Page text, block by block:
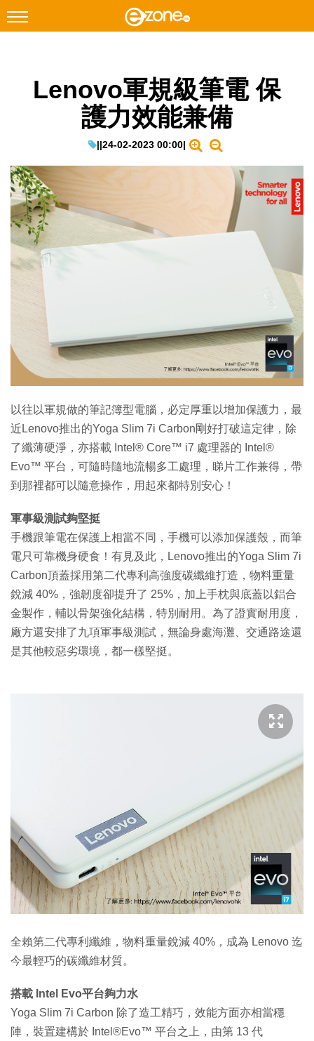
Facebook Instagram
遊戲動漫
教學評測
EduTech
IT Times
生成式AI與雲端應用
Enterprise Digital Transformation
特集
Lenovo軍規級筆電 保
護力效能兼備
||24-02-2023 00:00|
以往以軍規做的筆記簿型電腦，必定厚重以增加保護力，最
近Lenovo推出的Yoga Slim 7i Carbon剛好打破這定律，除
了纖薄硬淨，亦搭載 Intel® Core™ i7 處理器的 Intel®
Evo™ 平台，可隨時隨地流暢多工處理，睇片工作兼得，帶
到那裡都可以隨意操作，用起來都特別安心！
軍事級測試夠堅挺
手機跟筆電在保護上相當不同，手機可以添加保護殼，而筆
電只可靠機身硬食！有見及此，Lenovo推出的Yoga Slim 7i
Carbon頂蓋採用第二代專利高強度碳纖維打造，物料重量
銳減 40%，強韌度卻提升了 25%，加上手枕與底蓋以鋁合
金製作，輔以骨架強化結構，特別耐用。為了證實耐用度，
廠方還安排了九項軍事級測試，無論身處海灘、交通路途還
是其他較惡劣環境，都一樣堅挺。
全賴第二代專利纖維，物料重量銳減 40%，成為 Lenovo 迄
今最輕巧的碳纖維材質。
搭載 Intel Evo平台夠力水
Yoga Slim 7i Carbon 除了造工精巧，效能方面亦相當穩
陣，裝置建構於 Intel®Evo™ 平台之上，由第 13 代